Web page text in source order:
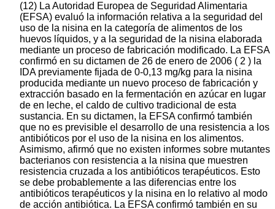
(12) La Autoridad Europea de Seguridad Alimentaria
(EFSA) evaluó la información relativa a la seguridad del
uso de la nisina en la categoría de alimentos de los
huevos líquidos, y a la seguridad de la nisina elaborada
mediante un proceso de fabricación modificado. La EFSA
confirmó en su dictamen de 26 de enero de 2006 ( 2 ) la
IDA previamente fijada de 0-0,13 mg/kg para la nisina
producida mediante un nuevo proceso de fabricación y
extracción basado en la fermentación en azúcar en lugar
de en leche, el caldo de cultivo tradicional de esta
sustancia. En su dictamen, la EFSA confirmó también
que no es previsible el desarrollo de una resistencia a los
antibióticos por el uso de la nisina en los alimentos.
Asimismo, afirmó que no existen informes sobre mutantes
bacterianos con resistencia a la nisina que muestren
resistencia cruzada a los antibióticos terapéuticos. Esto
se debe probablemente a las diferencias entre los
antibióticos terapéuticos y la nisina en lo relativo al modo
de acción antibiótica. La EFSA confirmó también en su